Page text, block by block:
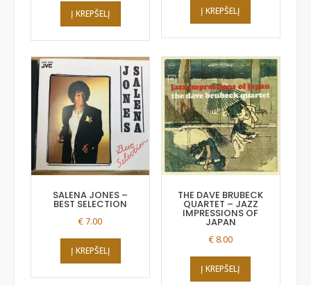
Į KREPŠELĮ Į KREPŠELĮ
SALENA JONES –
BEST SELECTION
€7.00
Į KREPŠELĮ
THE DAVE BRUBECK
QUARTET – JAZZ
IMPRESSIONS OF
JAPAN
€ 8.00
Į KREPŠELĮ